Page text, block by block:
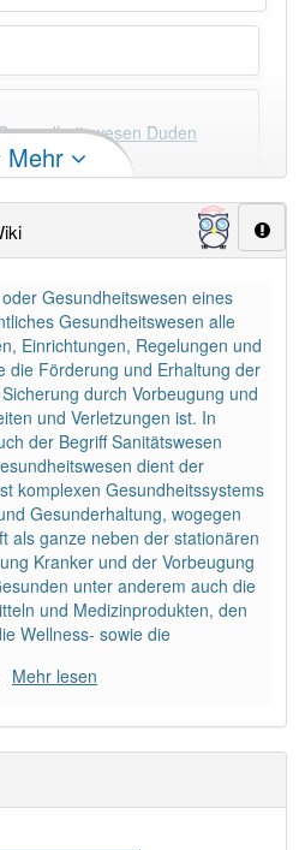
Duden
×
" enden, haben fast immer
: 1
das: 0
Mehr
Gesundheitswesen eines
Gesundheitswesen alle
Einrichtungen, Regelungen und
die Förderung und Erhaltung der
durch Vorbeugung und
und Verletzungen ist. In
der Begriff Sanitätswesen
dient der
komplexen Gesundheitssystems
Gesunderhaltung, wogegen
als ganze neben der stationären
Kranker und der Vorbeugung
unter anderem auch die
und Medizinprodukten, den
Wellness- sowie die
Mehr lesen